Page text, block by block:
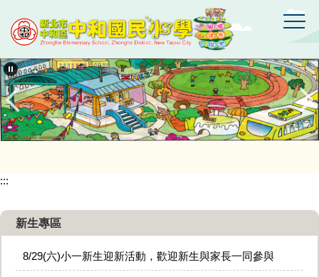
到
主
要
內
容
區
新
北
市
中
和
區
小
學
:::
新生專區
8/29(六)小一新生迎新活動，歡迎新生與家長一同參與